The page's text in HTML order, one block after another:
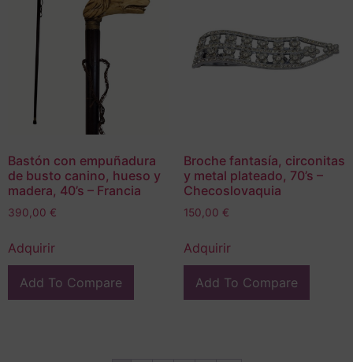
Bastón con empuñadura
de busto canino, hueso y
madera, 40’s – Francia
390,00 €
Adquirir
Add To Compare
Broche fantasía, circonitas
y metal plateado, 70’s –
Checoslovaquia
150,00 €
Adquirir
Add To Compare